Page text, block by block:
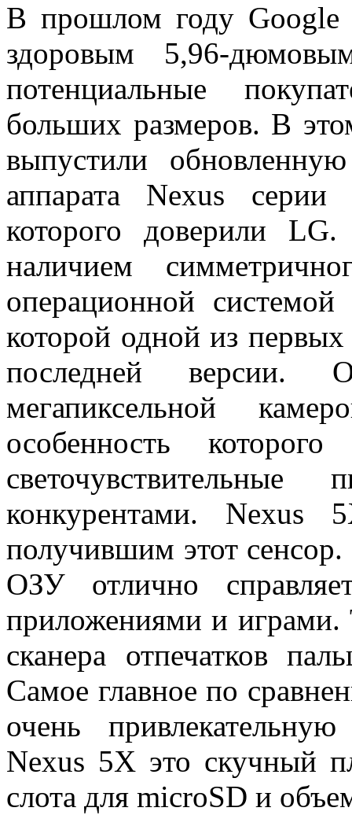
В прошлом году Google
здоровым 5,96-
потенциальные
больших размеров. В
выпустили
аппарата Nexus
которого доверили
наличием
операционной
которой одной из
последней версии.
мегапиксельной
особенность
конкурентами.
получившим этот
ОЗУ отлично
приложениями и играми.
сканера отпечатков
Самое главное по
очень
Nexus 5X это скучный
слота для microSD и